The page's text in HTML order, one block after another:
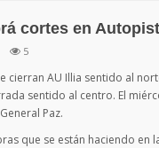
cortes en
5
cierran AU Illia sentido al
sentido al centro. El
Paz.
que se están haciendo en